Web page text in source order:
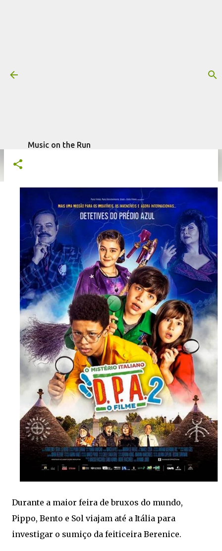
Music on the Run
Trilha sonora: Detetives do Prédio
TRILHA SONORA escrito por
Durante a maior feira de bruxos do mundo,
Pippo, Bento e Sol viajam até a Itália para
investigar o sumiço da feiticeira Berenice.